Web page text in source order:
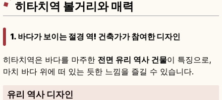
히타치역 볼거리와 매력
1. 바다가 보이는 절경 역! 건축가가 참여한 디자인
히타치역은 바다를 마주한 전면 유리 역사 건물이 특징으로,
마치 바다 위에 떠 있는 듯한 느낌을 즐길 수 있습니다.
유리 역사 디자인